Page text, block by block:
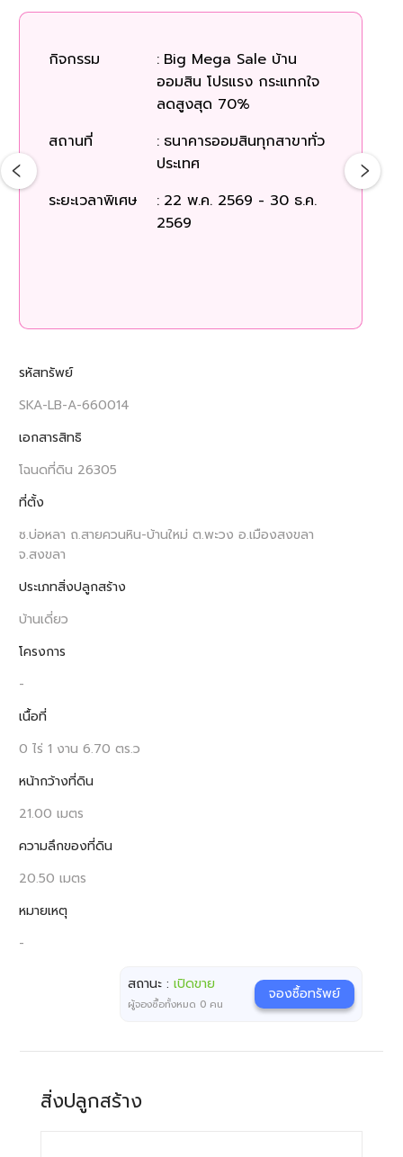
กิจกรรม : Big Mega Sale บ้าน
ออมสิน โปรแรง กระแทกใจ
ลดสูงสุด 70%
สถานที่
: ธนาคารออมสินทุกสาขาทั่ว
ประเทศ
ระยะเวลาพิเศษ
: 22 พ.ค. 2569 - 30 ธ.ค.
2569
รหัสทรัพย์
SKA-LB-A-660014
เอกสารสิทธิ
โฉนดที่ดิน 26305
ที่ตั้ง
ซ.บ่อหลา ถ.สายควนหิน-บ้านใหม่ ต.พะวง อ.เมืองสงขลา
จ.สงขลา
ประเภทสิ่งปลูกสร้าง
บ้านเดี่ยว
โครงการ
-
เนื้อที่
0 ไร่ 1 งาน 6.70 ตร.ว
หน้ากว้างที่ดิน
21.00 เมตร
ความลึกของที่ดิน
20.50 เมตร
หมายเหตุ
-
สถานะ :เปิดขาย
ผู้จองซื้อทั้งหมด 0 คน
จองซื้อทรัพย์
สิ่งปลูกสร้าง